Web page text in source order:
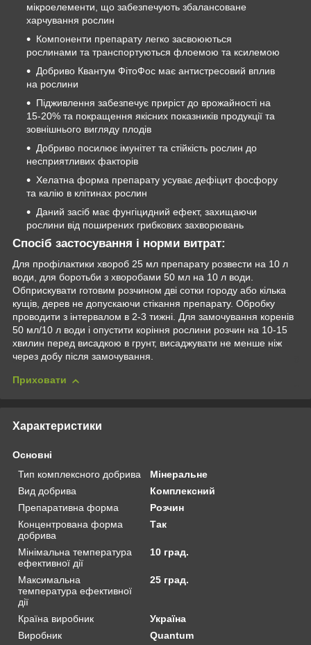
мікроелементи, що забезпечують збалансоване
харчування рослин
Компоненти препарату легко засвоюються
рослинами та транспортуються флоемою та ксилемою
Добриво Квантум ФітоФос має антистресовий вплив
на рослини
Підживлення забезпечує приріст до врожайності на
15-20% та покращення якісних показників продукції та
зовнішнього вигляду плодів
Добриво посилює імунітет та стійкість рослин до
несприятливих факторів
Хелатна форма препарату усуває дефіцит фосфору
та калію в клітинах рослин
Даний засіб має фунгіцидний ефект, захищаючи
рослини від поширених грибкових захворювань
Спосіб застосування і норми витрат:
Для профілактики хвороб 25 мл препарату розвести на 10 л
води, для боротьби з хворобами 50 мл на 10 л води.
Обприскувати готовим розчином дві сотки городу або кілька
кущів, дерев не допускаючи стікання препарату. Обробку
проводити з інтервалом в 2-3 тижні. Для замочування коренів
50 мл/10 л води і опустити коріння рослини розчин на 10-15
хвилин перед висадкою в грунт, висаджувати не менше ніж
через добу після замочування.
Приховати
Характеристики
Основні
Тип комплексного добрива
Мінеральне
Вид добрива
Комплексний
Препаративна форма
Розчин
Концентрована форма
добрива
Так
Мінімальна температура
ефективної дії
10 град.
Максимальна
температура ефективної
дії
25 град.
Країна виробник
Україна
Виробник
Quantum